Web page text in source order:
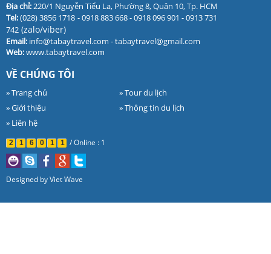
Địa chỉ:220/1 Nguyễn Tiểu La, Phường 8, Quận 10, Tp. HCM
Tel:(028) 3856 1718 - 0918 883 668 - 0918 096 901 - 0913 731
742 (zalo/viber)
Email: info@tabaytravel.com - tabaytravel@gmail.com
Web:www.tabaytravel.com
VỀ CHÚNG TÔI
» Trang chủ
» Tour du lịch
» Giới thiệu
» Thông tin du lịch
» Liên hệ
2 1 6 0 1 1 /Online : 1
Designed byViet Wave